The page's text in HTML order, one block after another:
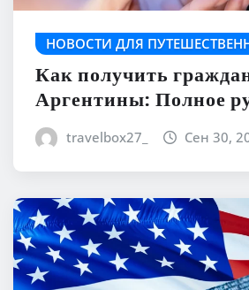
НОВОСТИ ДЛЯ
Как получить
Аргентины: Полное
travelbox27_ Сен 30,